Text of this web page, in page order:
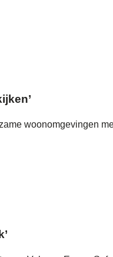
woonomgevingen